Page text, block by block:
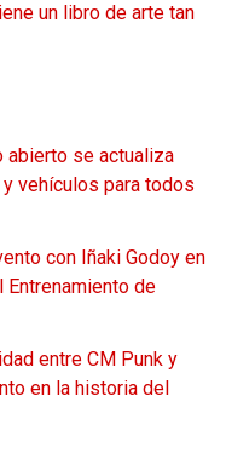
un libro de arte tan
abierto se actualiza
vehículos para todos
con Iñaki Godoy en
de
entre CM Punk y
en la historia del